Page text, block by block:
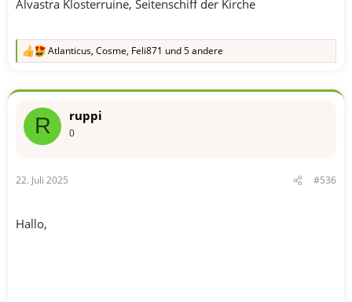
Alvastra Klosterruine, Seitenschiff der Kirche
R
k
o
:
Atlanticus, Cosme, Feli871 und 5 andere
R ruppi
0
22. Juli 2025 #536
Hallo,